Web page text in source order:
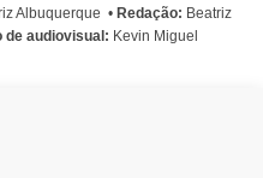
Albuquerque • Redação: Beatriz
de audiovisual: Kevin Miguel